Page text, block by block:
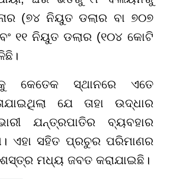
(୭୪ ନିୟୁତ ଡଲାର ବା ୭୦୭
୧୧ ନିୟୁତ ଡଲାର (୧୦୪ କୋଟି
କେତେକ ସ୍ଥାନରେ ଏତେ
ଯେ ତାହା ଉଦ୍ଧାର
ଯନ୍ତ୍ରପାତିର ବ୍ୟବହାର
ଏହା ସହିତ ପ୍ରଚୁର ପରିମାଣର
ମଧ୍ୟ ଜବତ କରାଯାଇଛି।